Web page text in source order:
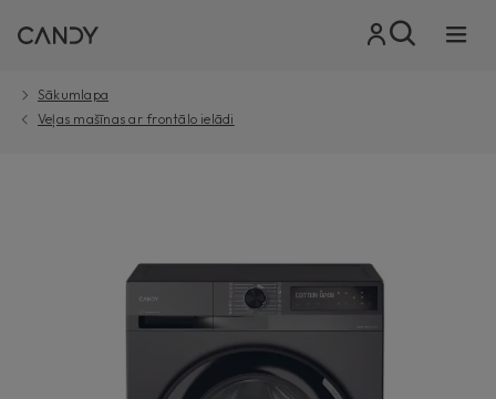
Sākumlapa
Veļas mašīnas ar frontālo ielādi